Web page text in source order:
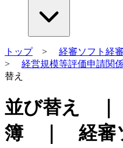
トップ> 経審ソフト経
> 経営規模等評価申請関
替え
並び替え ｜
簿 ｜ 経審